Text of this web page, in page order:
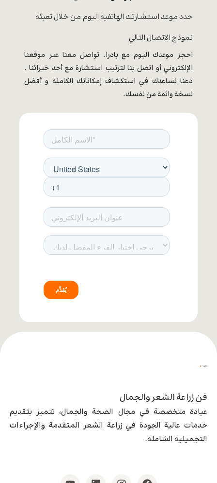
حدد موعد استشارتك الهاتفية اليوم من خلال تعبئة
نموذج الاتصال التالي
احجز موعدك اليوم مع بادرا. تواصل معنا عبر موقعنا
الإلكتروني أو اتصل بنا لترتيب استشارة مع أحد خبرائنا .
دعنا نساعدك في استكشاف إمكاناتك الكاملة و أفضل
نسخة واثقة من نفسك.
فن زراعة الشعر والجمال
عيادة متخصصة في مجال الصحة والجمال، تتميز بتقديم
خدمات عالية الجودة في زراعة الشعر المتقدمة والإجراءات
التجميلية الشاملة.